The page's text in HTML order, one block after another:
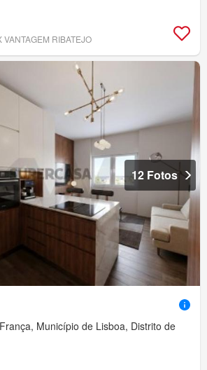
RIBATEJO
12 Fotos
Município de Lisboa, Distrito de